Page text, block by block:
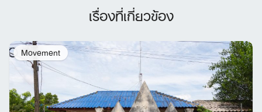
เรื่องที่เกี่ยวข้อง
Movement